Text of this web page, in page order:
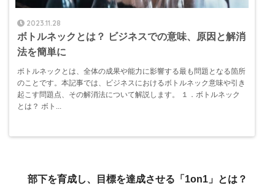
2023.11.28
ボトルネックとは？ ビジネスでの意味、原因と解消
法を簡単に
ボトルネックとは、全体の成果や能力に影響する最も問題となる箇所
のことです。本記事では、ビジネスにおけるボトルネック意味や引き
起こす問題点、その解消法について解説します。 １．ボトルネック
とは？ ボト...
部下を育成し、目標を達成させる「1on1」とは？